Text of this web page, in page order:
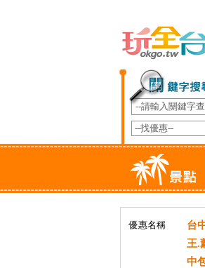
優惠名稱
台
王.
中